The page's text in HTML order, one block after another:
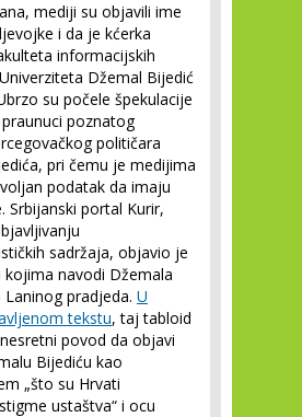
mediji su objavili ime
i da je kćerka
informacijskih
Džemal Bijedić
su počele špekulacije
poznatog
političara
pri čemu je medijima
podatak da imaju
Srbijanski portal Kurir,
sadržaja, objavio je
kojima navodi Džemala
pradjeda. U
tekstu, taj tabloid
povod da objavi
Bijediću kao
„što su Hrvati
ustaštva“ i ocu